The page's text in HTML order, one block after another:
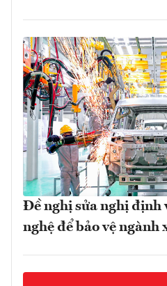
Đề nghị sửa nghị định
nghệ để bảo vệ ngành